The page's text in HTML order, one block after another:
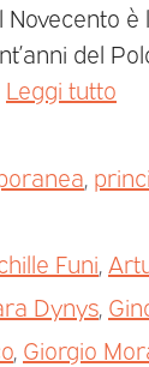
Novecento
del
Leggi tutto
Funi
Dynys
Giorgio